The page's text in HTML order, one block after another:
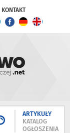
KONTAKT
ARTYKUŁY
KATALOG
OGŁOSZENIA